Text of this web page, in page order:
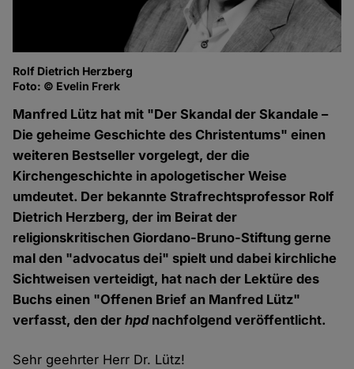
Rolf Dietrich Herzberg
Foto: © Evelin Frerk
Manfred Lütz hat mit "Der Skandal der Skandale –
Die geheime Geschichte des Christentums" einen
weiteren Bestseller vorgelegt, der die
Kirchengeschichte in apologetischer Weise
umdeutet. Der bekannte Strafrechtsprofessor Rolf
Dietrich Herzberg, der im Beirat der
religionskritischen Giordano-Bruno-Stiftung gerne
mal den "advocatus dei" spielt und dabei kirchliche
Sichtweisen verteidigt, hat nach der Lektüre des
Buchs einen "Offenen Brief an Manfred Lütz"
verfasst, den derhpdnachfolgend veröffentlicht.
Sehr geehrter Herr Dr. Lütz!